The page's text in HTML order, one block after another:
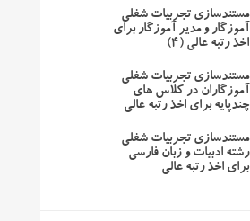
مستندسازی تجربیات شغلی
آموزگار و مدیر آموزگار برای
اخذ رتبه عالی (۴)
مستندسازی تجربیات شغلی
آموزگاران در کلاس های
چندپایه برای اخذ رتبه عالی
مستندسازی تجربیات شغلی
رشته ادبیات و زبان فارسی
برای اخذ رتبه عالی